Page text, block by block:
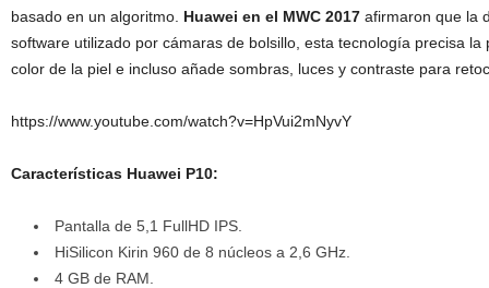
basado en un algoritmo. Huawei en el MWC 2017 afirmaron que la
software utilizado por cámaras de bolsillo, esta tecnología precisa
color de la piel e incluso añade sombras, luces y contraste para
https://www.youtube.com/watch?v=HpVui2mNyvY
Características Huawei P10:
Pantalla de 5,1 FullHD IPS.
HiSilicon Kirin 960 de 8 núcleos a 2,6 GHz.
4 GB de RAM.